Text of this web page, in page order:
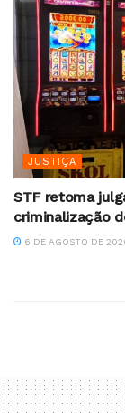
JUSTIÇA
STF retoma
criminalização
6 DE AGOSTO DE